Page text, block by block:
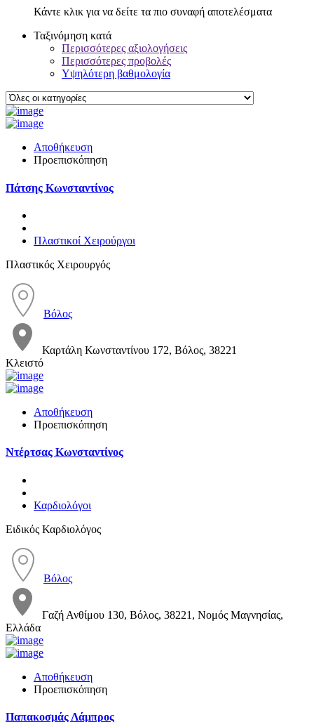
Κάντε κλικ για να δείτε τα πιο συναφή αποτελέσματα
Ταξινόμηση κατά
Περισσότερες αξιολογήσεις
Περισσότερες προβολές
Υψηλότερη βαθμολογία
Αποθήκευση
Προεπισκόπηση
Πάτσης Κωνσταντίνος
Πλαστικοί Χειρούργοι
Πλαστικός Χειρουργός
Βόλος
Καρτάλη Κωνσταντίνου 172, Βόλος, 38221
Κλειστό
Αποθήκευση
Προεπισκόπηση
Ντέρτσας Κωνσταντίνος
Καρδιολόγοι
Ειδικός Καρδιολόγος
Βόλος
Γαζή Ανθίμου 130, Βόλος, 38221, Νομός Μαγνησίας,
Ελλάδα
Αποθήκευση
Προεπισκόπηση
Παπακοσμάς Λάμπρος